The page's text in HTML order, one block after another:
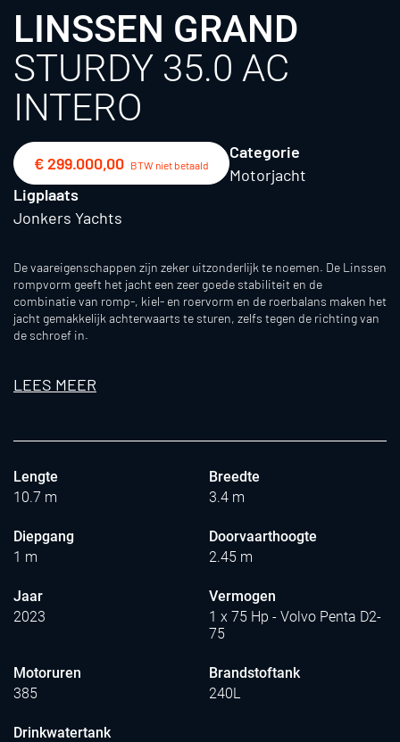
LINSSEN GRAND
STURDY 35.0 AC
INTERO
€ 299.000,00 BTW niet betaald
Categorie
Motorjacht
Ligplaats
Jonkers Yachts
De vaareigenschappen zijn zeker uitzonderlijk te noemen. De Linssen
rompvorm geeft het jacht een zeer goede stabiliteit en de
combinatie van romp-, kiel- en roervorm en de roerbalans maken het
jacht gemakkelijk achterwaarts te sturen, zelfs tegen de richting van
de schroef in.
LEES MEER
Lengte
10.7 m
Breedte
3.4 m
Diepgang
1 m
Doorvaarthoogte
2.45 m
Jaar
2023
Vermogen
1 x 75 Hp - Volvo Penta D2-
75
Motoruren
385
Brandstoftank
240L
Drinkwatertank